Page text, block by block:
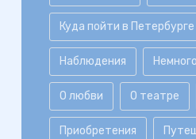
Куда пойти в Петербурге
Наблюдения
О любви О театре
Приобретения